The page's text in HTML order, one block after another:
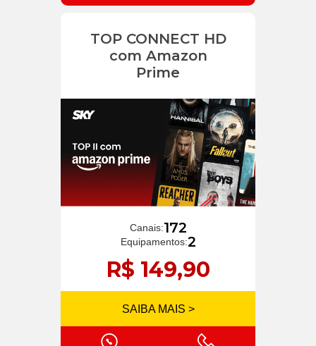
TOP CONNECT HD
com Amazon
Prime
Canais:172
Equipamentos:2
R$ 149,90
SAIBA MAIS >